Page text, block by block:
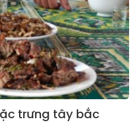
trưng tây bắc